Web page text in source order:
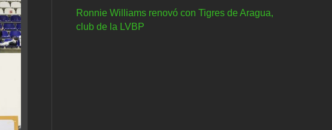
Ronnie Williams renovó con Tigres de Aragua,
club de la LVBP